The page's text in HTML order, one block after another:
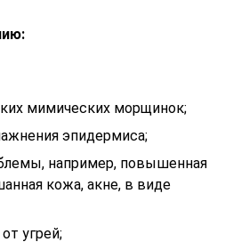
мимических морщинок;
эпидермиса;
например, повышенная
кожа, акне, в виде
угрей;